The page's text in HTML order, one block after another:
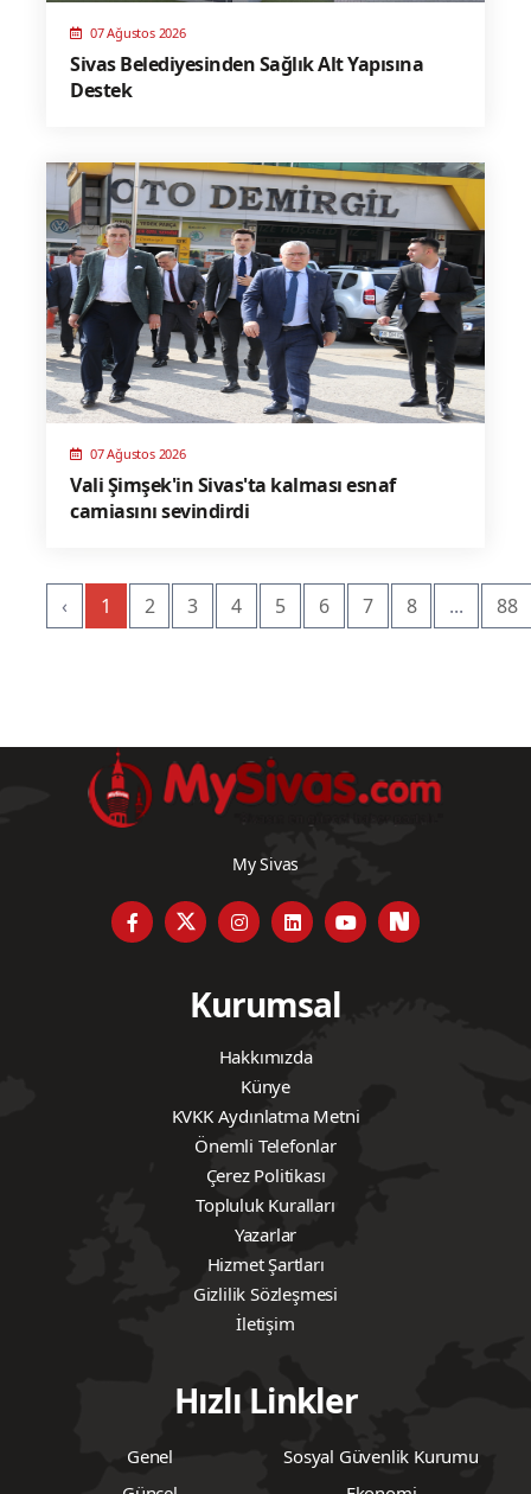
07 Ağustos 2026
Sivas Belediyesinden Sağlık Alt Yapısına
Destek
07 Ağustos 2026
Vali Şimşek'in Sivas'ta kalması esnaf
camiasını sevindirdi
‹ 1 2 3 4 5 6 7 8 ... 88
My Sivas
Kurumsal
Hakkımızda
Künye
KVKK Aydınlatma Metni
Önemli Telefonlar
Çerez Politikası
Topluluk Kuralları
Yazarlar
Hizmet Şartları
Gizlilik Sözleşmesi
İletişim
Hızlı Linkler
Genel
Sosyal Güvenlik Kurumu